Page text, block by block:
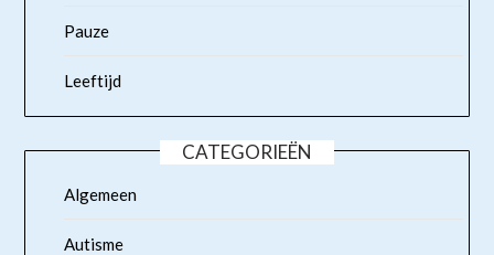
Pauze
Leeftijd
CATEGORIEËN
Algemeen
Autisme